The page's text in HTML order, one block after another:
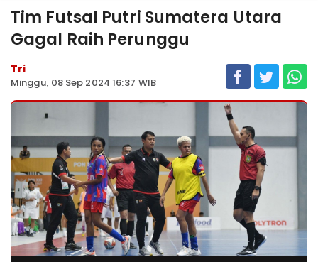
Tim Futsal Putri Sumatera Utara
Gagal Raih Perunggu
Tri
Minggu, 08 Sep 2024 16:37 WIB